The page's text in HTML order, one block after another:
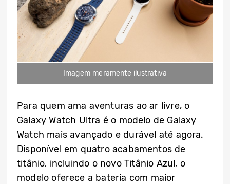
Imagem meramente ilustrativa
Para quem ama aventuras ao ar livre, o
Galaxy Watch Ultra é o modelo de Galaxy
Watch mais avançado e durável até agora.
Disponível em quatro acabamentos de
titânio, incluindo o novo Titânio Azul, o
modelo oferece a bateria com maior